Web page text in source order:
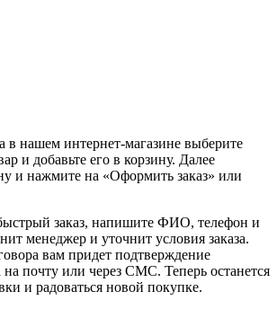
в нашем интернет-магазине выберите
и добавьте его в корзину. Далее
и нажмите на «Оформить заказ» или
заказ, напишите ФИО, телефон и
менеджер и уточнит условия заказа.
вам придет подтверждение
почту или через СМС. Теперь останется
и радоваться новой покупке.